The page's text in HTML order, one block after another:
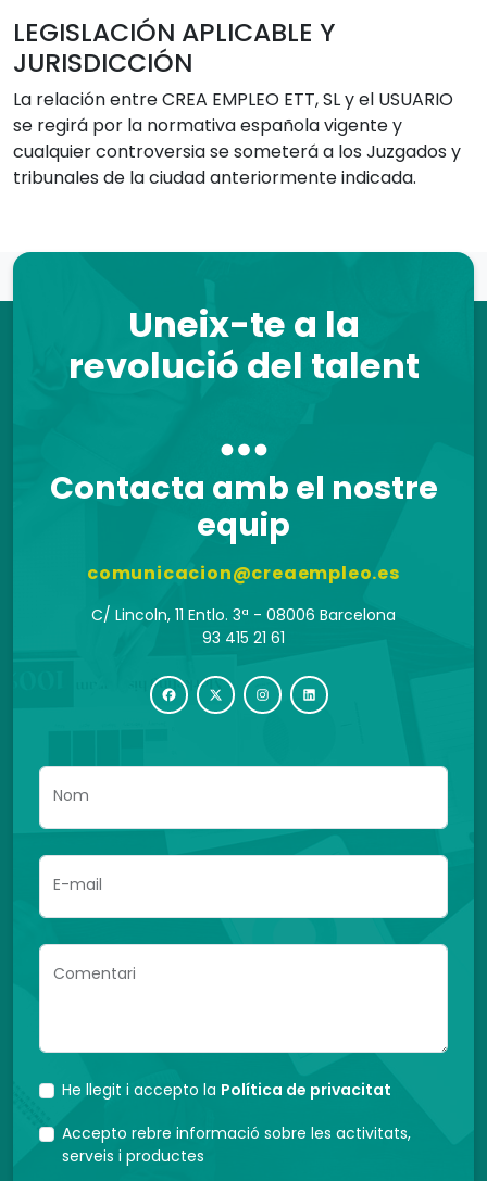
LEGISLACIÓN APLICABLE Y
JURISDICCIÓN
La relación entre CREA EMPLEO ETT, SL y el USUARIO
se regirá por la normativa española vigente y
cualquier controversia se someterá a los Juzgados y
tribunales de la ciudad anteriormente indicada.
Uneix-te a la
revolució del talent
Contacta amb el nostre
equip
comunicacion@creaempleo.es
C/ Lincoln, 11 Entlo. 3ª - 08006 Barcelona
93 415 21 61
Nom
E-mail
Comentari
He llegit i accepto la Política de privacitat
Accepto rebre informació sobre les activitats,
serveis i productes